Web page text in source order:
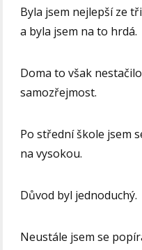
Byla jsem nejlepší ze
a byla jsem na to hrdá.
Doma to však
samozřejmost.
Po střední škole jsem
na vysokou.
Důvod byl jednoduchý.
Neustále jsem se